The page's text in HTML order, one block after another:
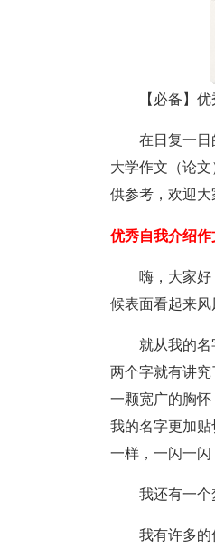
【必备】
在日复一日
大学作文（论
供参考，欢迎大
优秀自我介绍作
嗨，大家
候表面看起来风
就从我的
两个字就有讲
一颗宽广的胸
我的名字更加
一样，一闪一闪
我还有一个
我有许多